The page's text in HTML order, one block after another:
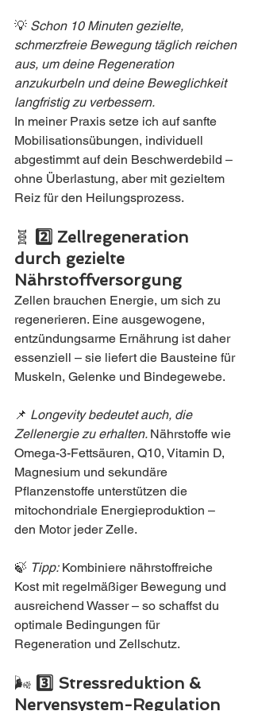
💡 Schon 10 Minuten gezielte,
schmerzfreie Bewegung täglich reichen
aus, um deine Regeneration
anzukurbeln und deine Beweglichkeit
langfristig zu verbessern.
In meiner Praxis setze ich auf sanfte
Mobilisationsübungen, individuell
abgestimmt auf dein Beschwerdebild –
ohne Überlastung, aber mit gezieltem
Reiz für den Heilungsprozess.
🧬
2️⃣ Zellregeneration
durch gezielte
Nährstoffversorgung
Zellen brauchen Energie, um sich zu
regenerieren. Eine ausgewogene,
entzündungsarme Ernährung ist daher
essenziell – sie liefert die Bausteine für
Muskeln, Gelenke und Bindegewebe.
📌 Longevity bedeutet auch, die
Zellenergie zu erhalten. Nährstoffe wie
Omega-3-Fettsäuren, Q10, Vitamin D,
Magnesium und sekundäre
Pflanzenstoffe unterstützen die
mitochondriale Energieproduktion –
den Motor jeder Zelle.
🍃 Tipp: Kombiniere nährstoffreiche
Kost mit regelmäßiger Bewegung und
ausreichend Wasser – so schaffst du
optimale Bedingungen für
Regeneration und Zellschutz.
🌬️ 3️⃣ Stressreduktion &
Nervensystem-Regulation